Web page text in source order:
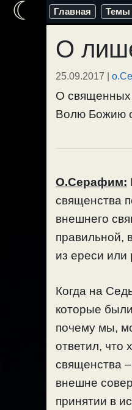
Перейти
содержимому
Главная Темы
О
25.09.2017 |
О священных
Волю Божию
О.Серафим:
священства
внешнего
правильной,
из ереси или
Когда на
которые
почему мы,
ответил, что
священства
внешне
принятии в
☾